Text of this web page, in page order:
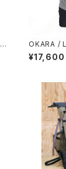
OKARA /
¥17,600